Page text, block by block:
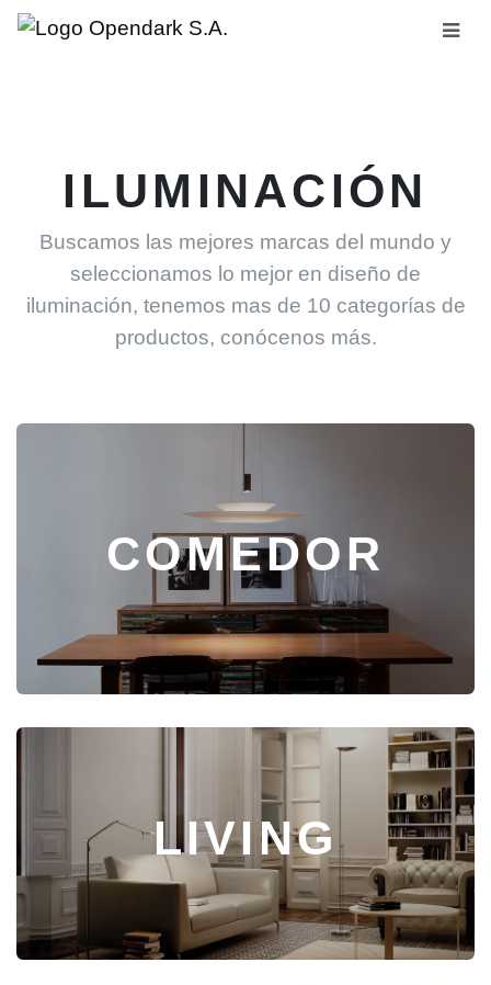
ILUMINACIÓN
Buscamos las mejores marcas del mundo y
seleccionamos lo mejor en diseño de
iluminación, tenemos mas de 10 categorías de
productos, conócenos más.
COMEDOR
LIVING